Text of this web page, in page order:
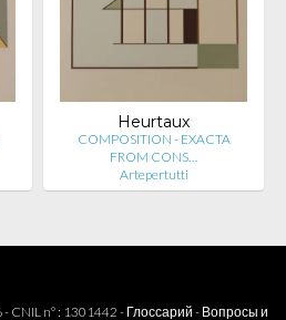
Heurtaux
COMPOSITION - EXACTA
FROM CONS…
Artepertutti
CNIL n° : 1301442 - Глоссарий - Вопросы и